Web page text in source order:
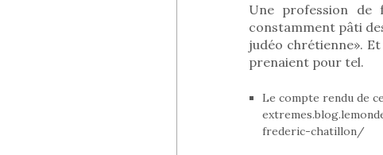
Une profession
constamment pâti
judéo chrétienne».
prenaient pour tel.
Le compte rendu de
frederic-chatillon/